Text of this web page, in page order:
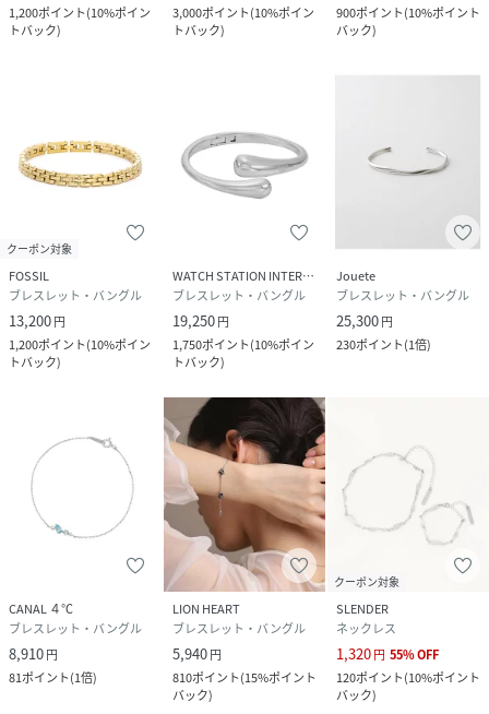
1,200ポイント(10%ポイン
トバック)
3,000ポイント(10%ポイン
トバック)
900ポイント(10%ポイント
バック)
クーポン対象
FOSSIL
ブレスレット・バングル
13,200円
1,200ポイント(10%ポイン
トバック)
WATCH STATION INTERNATIONAL
ブレスレット・バングル
19,250円
1,750ポイント(10%ポイン
トバック)
Jouete
ブレスレット・バングル
25,300円
230ポイント(1倍)
CANAL ４℃
ブレスレット・バングル
8,910円
81ポイント(1倍)
LION HEART
ブレスレット・バングル
5,940円
810ポイント(15%ポイント
バック)
クーポン対象
SLENDER
ネックレス
1,320円 55%OFF
120ポイント(10%ポイント
バック)